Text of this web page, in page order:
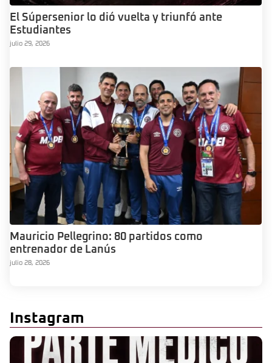
El Súpersenior lo dió vuelta y triunfó ante
Estudiantes
julio 29, 2026
Mauricio Pellegrino: 80 partidos como
entrenador de Lanús
julio 28, 2026
Instagram